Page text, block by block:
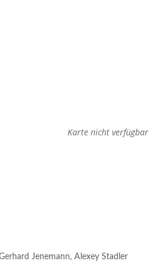
Karte nicht verfügbar
Jenemann, Alexey Stadler